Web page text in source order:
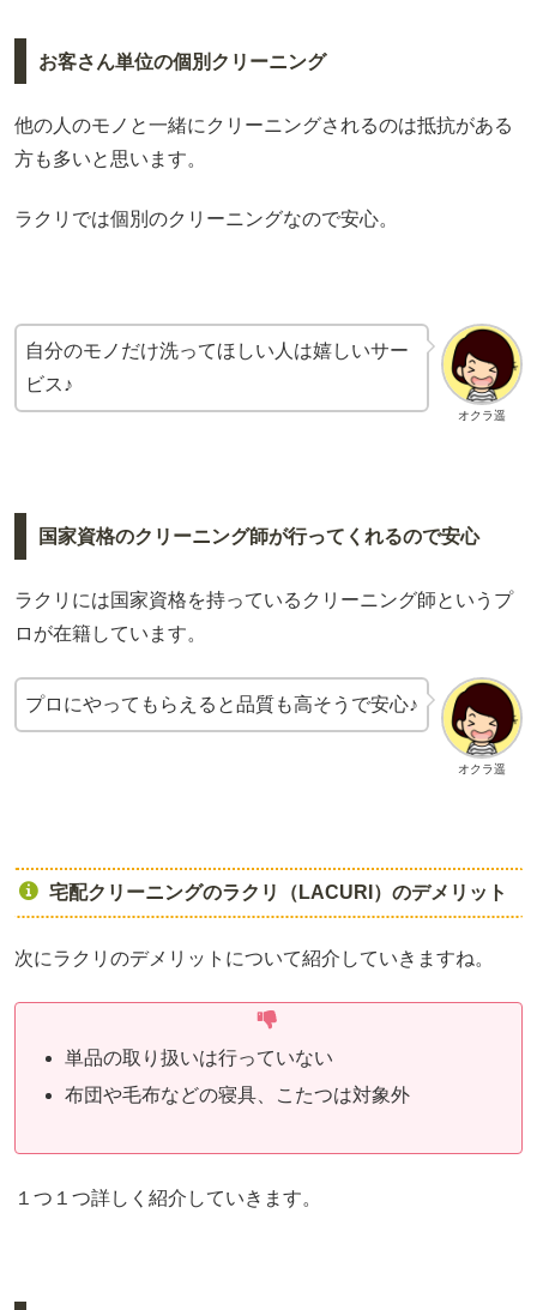
お客さん単位の個別クリーニング
他の人のモノと一緒にクリーニングされるのは抵抗がある
方も多いと思います。
ラクリでは個別のクリーニングなので安心。
オクラ遥
自分のモノだけ洗ってほしい人は嬉しいサー
ビス♪
国家資格のクリーニング師が行ってくれるので安心
ラクリには国家資格を持っているクリーニング師というプ
ロが在籍しています。
オクラ遥
プロにやってもらえると品質も高そうで安心♪
宅配クリーニングのラクリ（LACURI）のデメリット
次にラクリのデメリットについて紹介していきますね。
単品の取り扱いは行っていない
布団や毛布などの寝具、こたつは対象外
１つ１つ詳しく紹介していきます。